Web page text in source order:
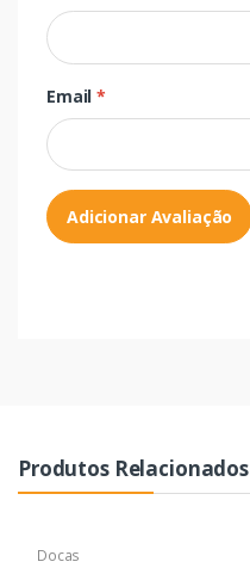
Email*
Adicionar Avaliação
Produtos Relacionados
Docas